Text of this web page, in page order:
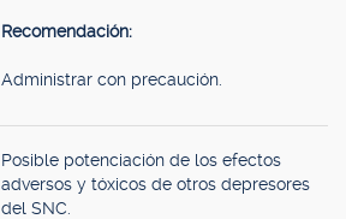
Recomendación:
Administrar con precaución.
Posible potenciación de los efectos
adversos y tóxicos de otros depresores
del SNC.